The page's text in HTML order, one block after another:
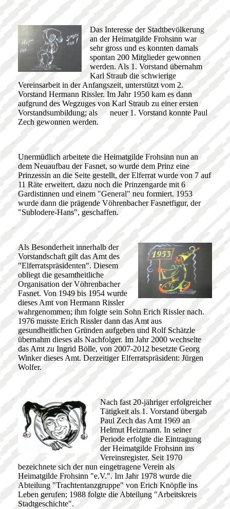
Das Interesse der Stadtbevölkerung
an der Heimatgilde Frohsinn war
sehr gross und es konnten damals
spontan 200 Mitglieder gewonnen
werden. Als 1. Vorstand übernahm
Karl Straub die schwierige
Vereinsarbeit in der Anfangszeit, unterstützt vom 2.
Vorstand Hermann Rissler. Im Jahr 1950 kam es dann
aufgrund des Wegzuges von Karl Straub zu einer ersten
Vorstandsumbildung; als neuer 1. Vorstand konnte Paul
Zech gewonnen werden.
Unermüdlich arbeitete die Heimatgilde Frohsinn nun an
dem Neuaufbau der Fasnet, so wurde dem Prinz eine
Prinzessin an die Seite gestellt, der Elferrat wurde von 7 auf
11 Räte erweitert, dazu noch die Prinzengarde mit 6
Gardistinnen und einem "General" neu formiert. 1953
wurde dann die prägende Vöhrenbacher Fasnetfigur, der
"Sublodere-Hans", geschaffen.
Als Besonderheit innerhalb der
Vorstandschaft gilt das Amt des
"Elferratspräsidenten". Diesem
obliegt die gesamtheitliche
Organisation der Vöhrenbacher
Fasnet. Von 1949 bis 1954 wurde
dieses Amt von Hermann Rissler
wahrgenommen; ihm folgte sein Sohn Erich Rissler nach.
1976 musste Erich Rissler dann das Amt aus
gesundheitlichen Gründen aufgeben und Rolf Schätzle
übernahm dieses als Nachfolger. Im Jahr 2000 wechselte
das Amt zu Ingrid Bölle, von 2007-2012 besetzte Georg
Winker dieses Amt. Derzeitiger Elferratspräsident: Jürgen
Wolfer.
Nach fast 20-jähriger erfolgreicher
Tätigkeit als 1. Vorstand übergab
Paul Zech das Amt 1969 an
Helmut Heizmann. In seiner
Periode erfolgte die Eintragung
der Heimatgilde Frohsinn ins
Vereinsregister. Seit 1970
bezeichnete sich der nun eingetragene Verein als
Heimatgilde Frohsinn "e.V.". Im Jahr 1978 wurde die
Abteilung "Trachtentanzgruppe" von Erich Knöpfle ins
Leben gerufen; 1988 folgte die Abteilung "Arbeitskreis
Stadtgeschichte".